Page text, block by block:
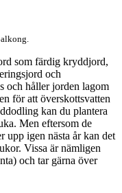
som färdig kryddjord,
och
och håller jorden lagom
för att överskottsvatten
kan du plantera
Men eftersom de
upp igen nästa år kan det
Vissa är nämligen
och tar gärna över